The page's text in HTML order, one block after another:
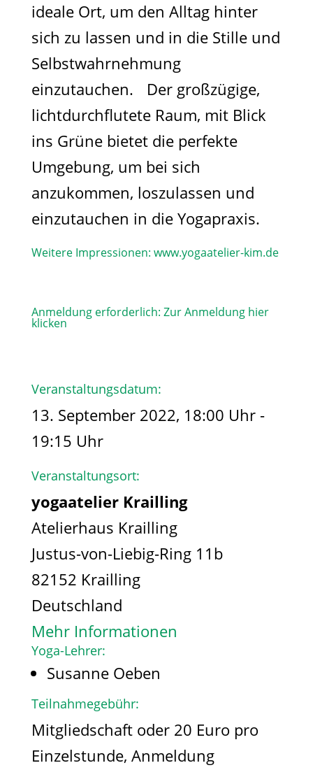
ideale Ort, um den Alltag hinter
sich zu lassen und in die Stille und
Selbstwahrnehmung
einzutauchen. Der großzügige,
lichtdurchflutete Raum, mit Blick
ins Grüne bietet die perfekte
Umgebung, um bei sich
anzukommen, loszulassen und
einzutauchen in die Yogapraxis.
Weitere Impressionen: www.yogaatelier-kim.de​
Anmeldung erforderlich: Zur Anmeldung hier
klicken
Veranstaltungsdatum:
13. September 2022, 18:00 Uhr -
19:15 Uhr
Veranstaltungsort:
yogaatelier Krailling
Atelierhaus Krailling
Justus-von-Liebig-Ring 11b
82152 Krailling
Deutschland
Mehr Informationen
Yoga-Lehrer:
Susanne Oeben
Teilnahmegebühr:
Mitgliedschaft oder 20 Euro pro
Einzelstunde, Anmeldung